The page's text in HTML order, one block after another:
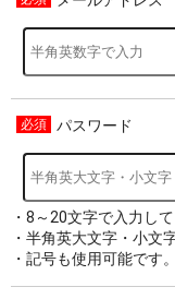
パスワード
・8～20文字で入力して
・半角英大文字・小文
・記号も使用可能です。